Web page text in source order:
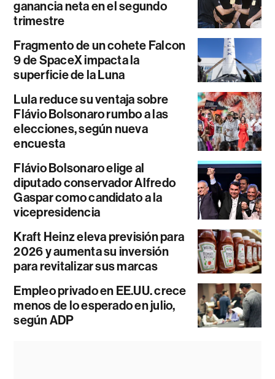
ganancia neta en el segundo
trimestre
Fragmento de un cohete Falcon
9 de SpaceX impacta la
superficie de la Luna
Lula reduce su ventaja sobre
Flávio Bolsonaro rumbo a las
elecciones, según nueva
encuesta
Flávio Bolsonaro elige al
diputado conservador Alfredo
Gaspar como candidato a la
vicepresidencia
Kraft Heinz eleva previsión para
2026 y aumenta su inversión
para revitalizar sus marcas
Empleo privado en EE.UU. crece
menos de lo esperado en julio,
según ADP